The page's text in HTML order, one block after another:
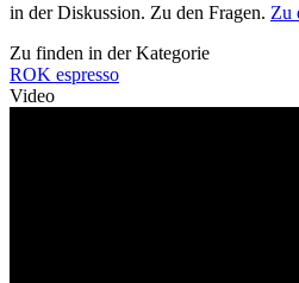
in der Diskussion. Zu den Fragen. Zu
Zu finden in der Kategorie
ROK espresso
Video